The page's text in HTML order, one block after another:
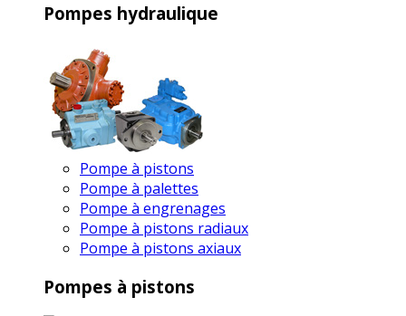
Pompes hydraulique
Pompe à pistons
Pompe à palettes
Pompe à engrenages
Pompe à pistons radiaux
Pompe à pistons axiaux
Pompes à pistons